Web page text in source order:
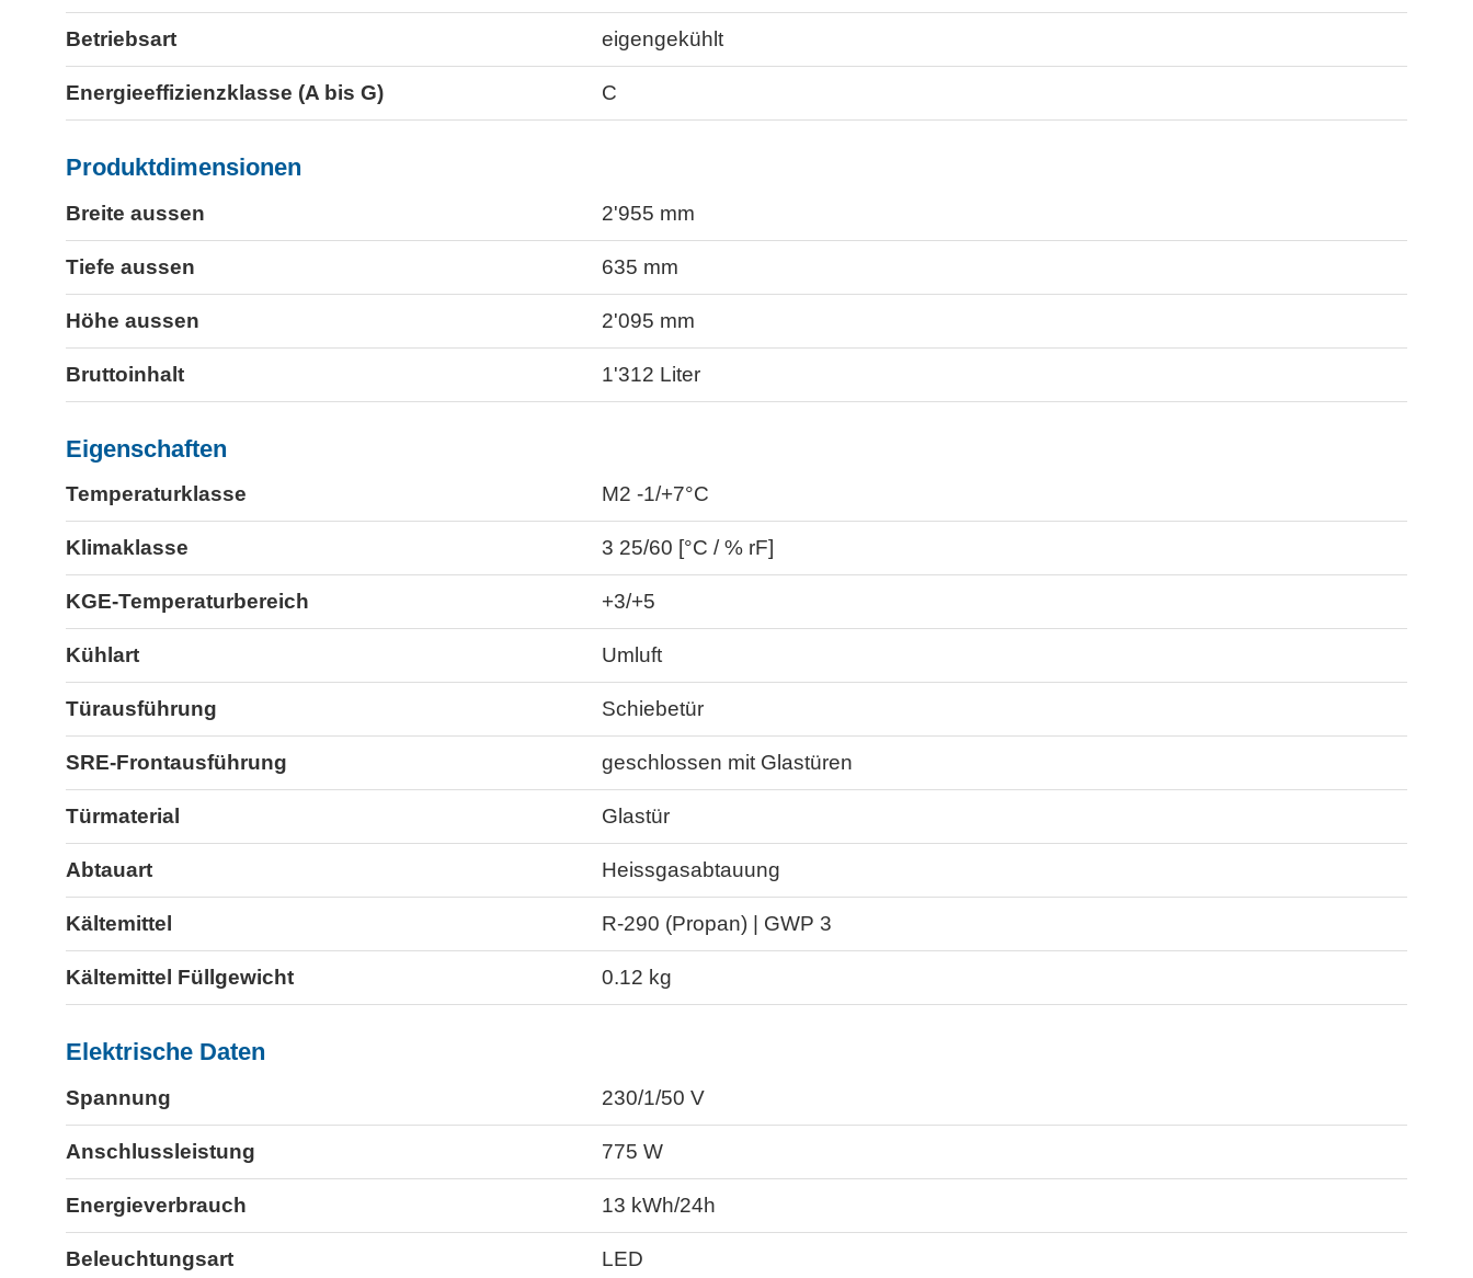
Betriebsart eigengekühlt
Energieeffizienzklasse (A bis G) C
Produktdimensionen
Breite aussen 2'955 mm
Tiefe aussen 635 mm
Höhe aussen 2'095 mm
Bruttoinhalt 1'312 Liter
Eigenschaften
Temperaturklasse M2 -1/+7°C
Klimaklasse 3 25/60 [°C / % rF]
KGE-Temperaturbereich +3/+5
Kühlart Umluft
Türausführung Schiebetür
SRE-Frontausführung geschlossen mit Glastüren
Türmaterial Glastür
Abtauart Heissgasabtauung
Kältemittel R-290 (Propan) | GWP 3
Kältemittel Füllgewicht 0.12 kg
Elektrische Daten
Spannung 230/1/50 V
Anschlussleistung 775 W
Energieverbrauch 13 kWh/24h
Beleuchtungsart LED